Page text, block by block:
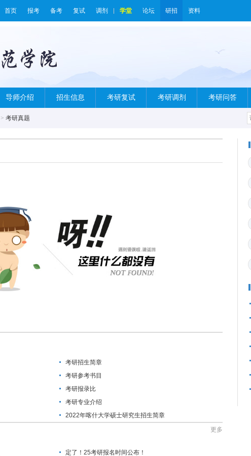
首页 报考 备考 复试 调剂 学堂 论坛 研招 资料
导师介绍 招生信息 考研复试 考研调剂 考研问答
> 考研真题
考研招生简章
考研参考书目
考研报录比
考研专业介绍
2022年喀什大学硕士研究生招生简章
更多
定了！25考研报名时间公布！